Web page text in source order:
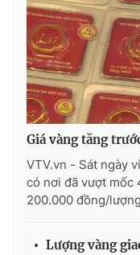
Chuyên mục khác
Emagazine
Photo
Video
VTV Money
Giá vàng tăng
VTV.vn - Sát ngày
có nơi đã vượt mốc
200.000 đồng/
Lượng vàng